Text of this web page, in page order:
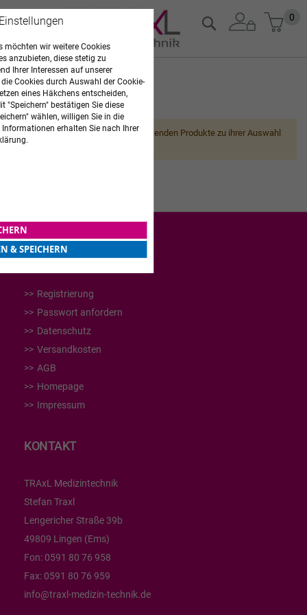
Zum
Inhalt
0
Suche
Leider können wir keine passenden Produkte zu ihrer Auswahl
ARZTBEDARF
WEITERES
Registrierung
Passwort anfordern
Datenschutz
Versandkosten
AGB
Homepage
Impressum
KONTAKT
TRAxL Medizintechnik
Stefan Traxl
Lengericher Straße 39b
49809 Lingen (Ems)
Fon: 0591 80 76 958
Fax: 0591 80 76 959
info@traxl-medizin-technik.de
möchten wir weitere Cookies
anzubieten, diese stetig zu
Ihrer Interessen auf unserer
Cookies durch Auswahl der Cookie-
eines Häkchens entscheiden,
"Speichern" bestätigen Sie diese
wählen, willigen Sie in die
erhalten Sie nach Ihrer
& SPEICHERN